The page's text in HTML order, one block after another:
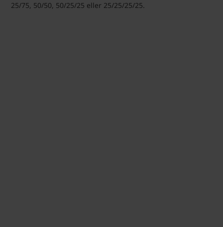
25/75, 50/50, 50/25/25 eller 25/25/25/25.